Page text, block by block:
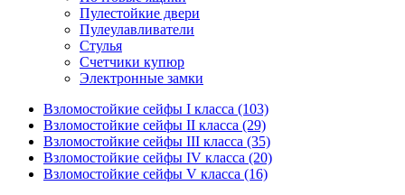
Пулестойкие двери
Пулеулавливатели
Стулья
Счетчики купюр
Электронные замки
Взломостойкие сейфы I класса (103)
Взломостойкие сейфы II класса (29)
Взломостойкие сейфы III класса (35)
Взломостойкие сейфы IV класса (20)
Взломостойкие сейфы V класса (16)